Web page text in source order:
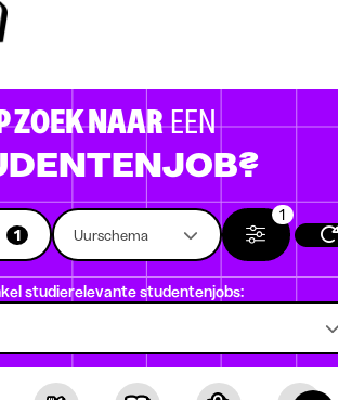
ZOEK NAAREEN
1 Uurschema
1
studierelevante studentenjobs: